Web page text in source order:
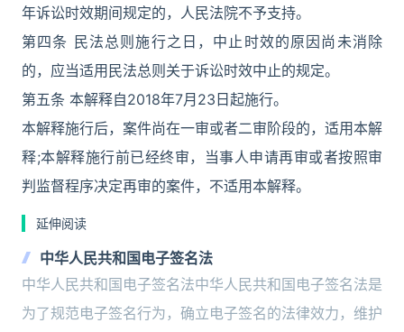
年诉讼时效期间规定的，人民法院不予支持。
第四条 民法总则施行之日，中止时效的原因尚未消除
的，应当适用民法总则关于诉讼时效中止的规定。
第五条 本解释自2018年7月23日起施行。
本解释施行后，案件尚在一审或者二审阶段的，适用本解
释;本解释施行前已经终审，当事人申请再审或者按照审
判监督程序决定再审的案件，不适用本解释。
延伸阅读
中华人民共和国电子签名法
中华人民共和国电子签名法中华人民共和国电子签名法是
为了规范电子签名行为，确立电子签名的法律效力，维护